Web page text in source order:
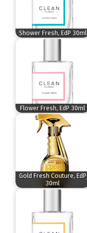
Shower Fresh, EdP 30ml
Flower Fresh, EdP 30ml
Gold Fresh Couture, EdP
30ml